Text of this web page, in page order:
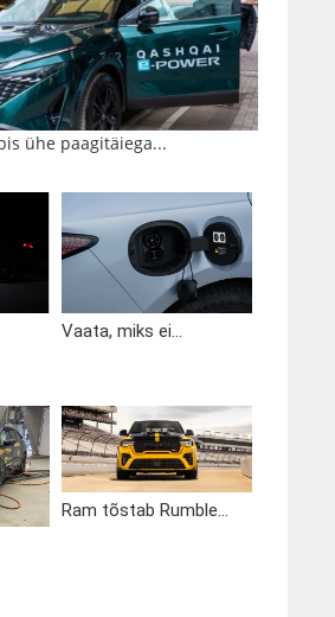
ühe paagitäiega...
Vaata, miks ei...
Ram tõstab Rumble...